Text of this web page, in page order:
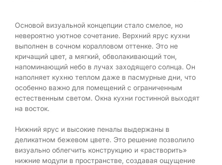
Основой визуальной концепции стало смелое, но
невероятно уютное сочетание. Верхний ярус кухни
выполнен в сочном коралловом оттенке. Это не
кричащий цвет, а мягкий, обволакивающий тон,
напоминающий небо в лучах заходящего солнца. Он
наполняет кухню теплом даже в пасмурные дни, что
особенно важно для помещений с ограниченным
естественным светом. Окна кухни гостинной выходят
на восток.
Нижний ярус и высокие пеналы выдержаны в
деликатном бежевом цвете. Это решение позволило
визуально облегчить конструкцию и «растворить»
нижние модули в пространстве, создавая ощущение